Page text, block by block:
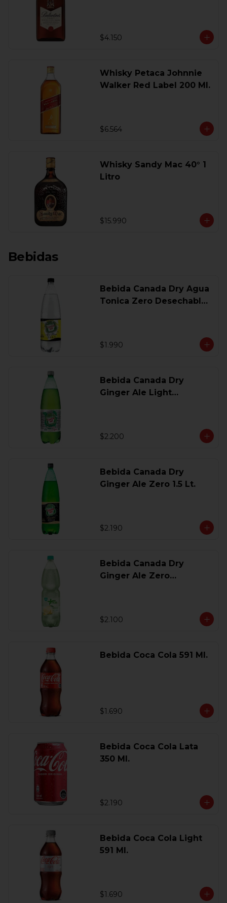
$4.150
Whisky Petaca Johnnie
Walker Red Label 200 Ml.
$6.564
Whisky Sandy Mac 40° 1
Litro
$15.990
Bebidas
Bebida Canada Dry Agua
Tonica Zero Desechable
$1.990
Bebida Canada Dry
Ginger Ale Light
$2.200
Bebida Canada Dry
Ginger Ale Zero 1.5 Lt.
$2.190
Bebida Canada Dry
Ginger Ale Zero
$2.100
Bebida Coca Cola 591 Ml.
$1.690
Bebida Coca Cola Lata
350 Ml.
$2.190
Bebida Coca Cola Light
591 Ml.
$1.690